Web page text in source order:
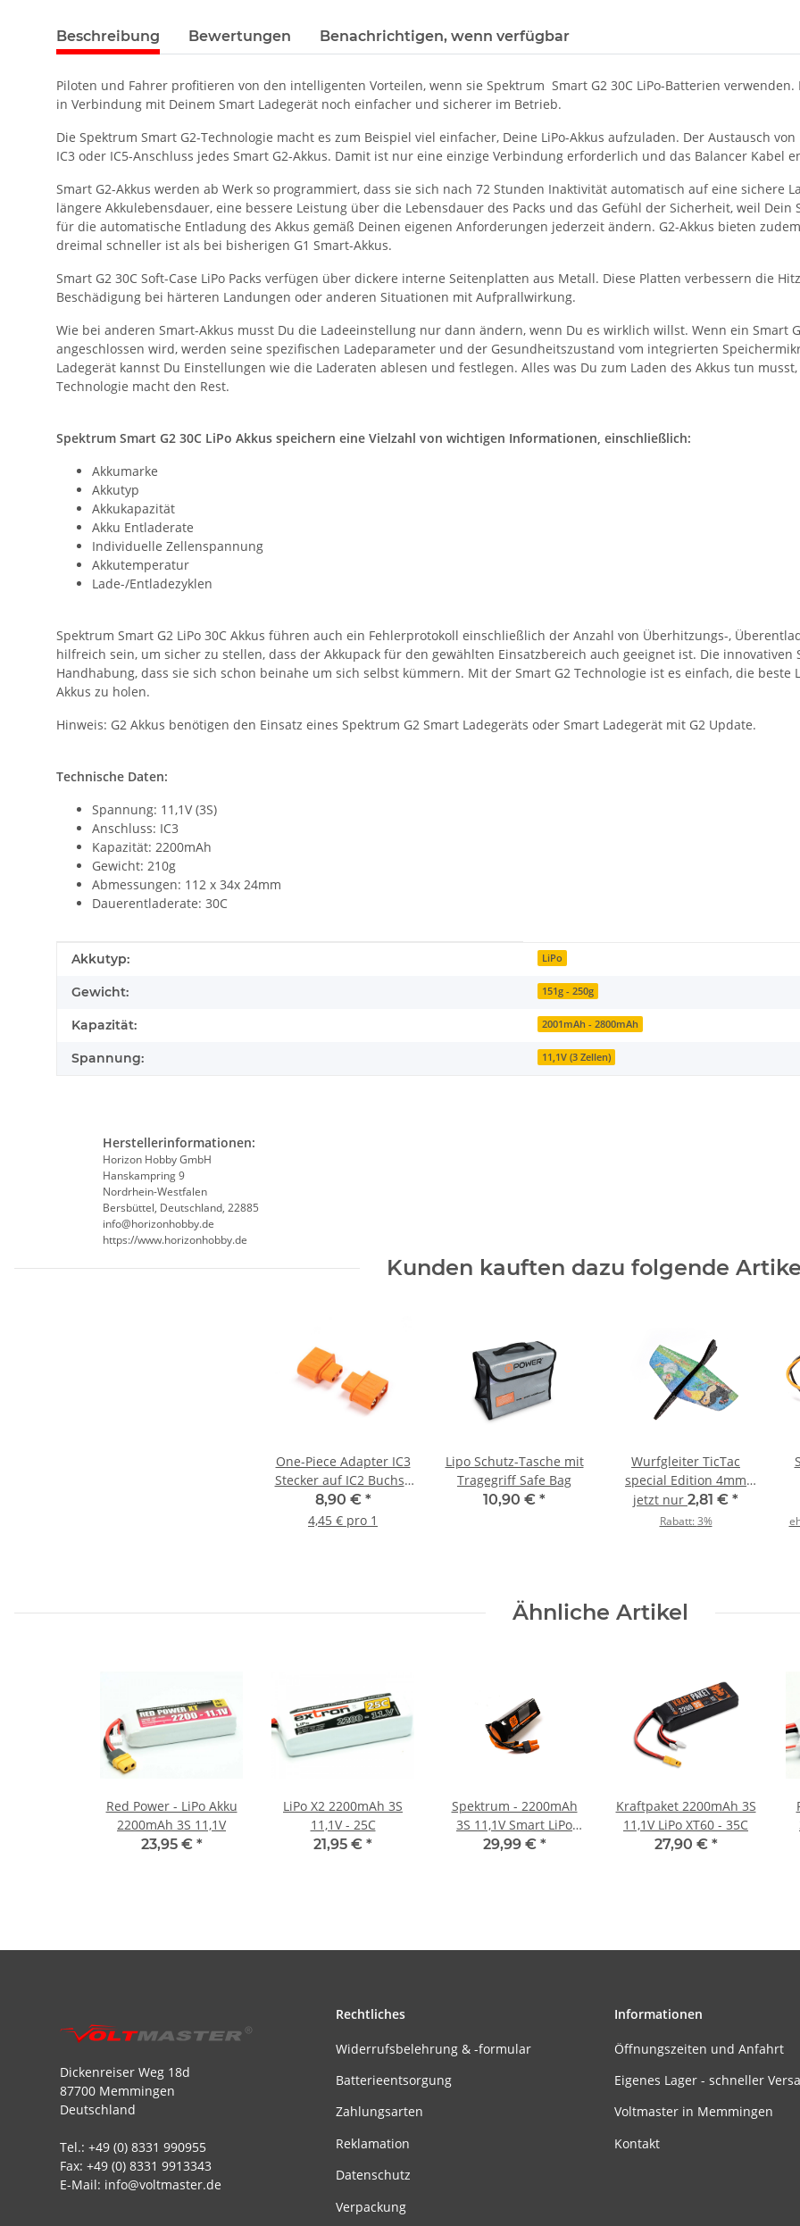
Beschreibung Bewertungen Benachrichtigen, wenn verfügbar
Piloten und Fahrer profitieren von den intelligenten Vorteilen, wenn sie Spektrum Smart G2 30C LiPo-Batterien verwenden.
in Verbindung mit Deinem Smart Ladegerät noch einfacher und sicherer im Betrieb.
Die Spektrum Smart G2-Technologie macht es zum Beispiel viel einfacher, Deine LiPo-Akkus aufzuladen. Der Austausch
IC3 oder IC5-Anschluss jedes Smart G2-Akkus. Damit ist nur eine einzige Verbindung erforderlich und das Balancer Kabel
Smart G2-Akkus werden ab Werk so programmiert, dass sie sich nach 72 Stunden Inaktivität automatisch auf eine sichere
längere Akkulebensdauer, eine bessere Leistung über die Lebensdauer des Packs und das Gefühl der Sicherheit, weil
für die automatische Entladung des Akkus gemäß Deinen eigenen Anforderungen jederzeit ändern. G2-Akkus bieten
dreimal schneller ist als bei bisherigen G1 Smart-Akkus.
Smart G2 30C Soft-Case LiPo Packs verfügen über dickere interne Seitenplatten aus Metall. Diese Platten verbessern die
Beschädigung bei härteren Landungen oder anderen Situationen mit Aufprallwirkung.
Wie bei anderen Smart-Akkus musst Du die Ladeeinstellung nur dann ändern, wenn Du es wirklich willst. Wenn ein Smart
angeschlossen wird, werden seine spezifischen Ladeparameter und der Gesundheitszustand vom integrierten
Ladegerät kannst Du Einstellungen wie die Laderaten ablesen und festlegen. Alles was Du zum Laden des Akkus tun
Technologie macht den Rest.
Spektrum Smart G2 30C LiPo Akkus speichern eine Vielzahl von wichtigen Informationen, einschließlich:
Akkumarke
Akkutyp
Akkukapazität
Akku Entladerate
Individuelle Zellenspannung
Akkutemperatur
Lade-/Entladezyklen
Spektrum Smart G2 LiPo 30C Akkus führen auch ein Fehlerprotokoll einschließlich der Anzahl von Überhitzungs-,
hilfreich sein, um sicher zu stellen, dass der Akkupack für den gewählten Einsatzbereich auch geeignet ist. Die innovativen
Handhabung, dass sie sich schon beinahe um sich selbst kümmern. Mit der Smart G2 Technologie ist es einfach, die
Akkus zu holen.
Hinweis: G2 Akkus benötigen den Einsatz eines Spektrum G2 Smart Ladegeräts oder Smart Ladegerät mit G2 Update.
Technische Daten:
Spannung: 11,1V (3S)
Anschluss: IC3
Kapazität: 2200mAh
Gewicht: 210g
Abmessungen: 112 x 34x 24mm
Dauerentladerate: 30C
Produkteigenschaft
Wert
Akkutyp: LiPo
Gewicht: 151g - 250g
Kapazität: 2001mAh - 2800mAh
Spannung: 11,1V (3 Zellen)
Herstellerinformationen:
Horizon Hobby GmbH
Hanskampring 9
Nordrhein-Westfalen
Bersbüttel, Deutschland, 22885
info@horizonhobby.de
https://www.horizonhobby.de
Kunden kauften dazu folgende
One-Piece Adapter IC3
Stecker auf IC2 Buchse
(2 Stück)
8,90 € *
4,45 € pro 1
Lipo Schutz-Tasche mit
Tragegriff Safe Bag
10,90 € *
Wurfgleiter TicTac
special Edition 4mm
EPP - 190mm
jetzt nur 2,81 € *
Rabatt:3%
Ähnliche Artikel
Red Power - LiPo Akku
2200mAh 3S 11,1V
23,95 € *
LiPo X2 2200mAh 3S
11,1V - 25C
21,95 € *
Spektrum - 2200mAh
3S 11,1V Smart LiPo
Battery IC3 - 30C
29,99 € *
Kraftpaket 2200mAh 3S
11,1V LiPo XT60 - 35C
27,90 € *
Dickenreiser Weg 18d
87700 Memmingen
Deutschland
Tel.: +49 (0) 8331 990955
Fax: +49 (0) 8331 9913343
E-Mail: info@voltmaster.de
Rechtliches
Widerrufsbelehrung & -formular
Batterieentsorgung
Zahlungsarten
Reklamation
Datenschutz
Verpackung
Informationen
Öffnungszeiten und Anfahrt
Eigenes Lager - schneller
Voltmaster in Memmingen
Kontakt